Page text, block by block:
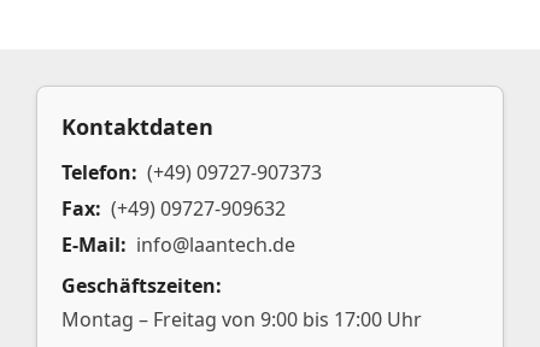
Kontaktdaten
Telefon: (+49) 09727-907373
Fax: (+49) 09727-909632
E-Mail: info@laantech.de
Geschäftszeiten:
Montag – Freitag von 9:00 bis 17:00 Uhr